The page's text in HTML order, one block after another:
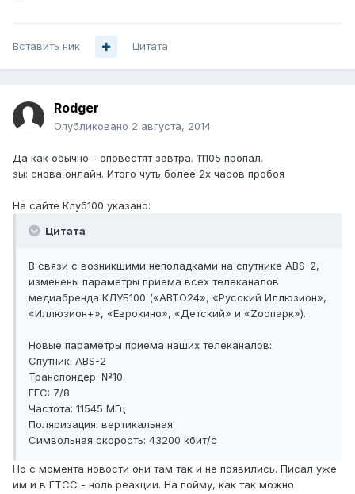
Вставить ник Цитата
Rodger
Опубликовано 2 августа, 2014
Да как обычно - оповестят завтра. 11105 пропал.
зы: снова онлайн. Итого чуть более 2х часов пробоя
На сайте Клуб100 указано:
Цитата
В связи с возникшими неполадками на спутнике ABS-2,
изменены параметры приема всех телеканалов
медиабренда КЛУБ100 («АВТО24», «Русский Иллюзион»,
«Иллюзион+», «Еврокино», «Детский» и «Zоопарк»).
Новые параметры приема наших телеканалов:
Спутник: ABS-2
Транспондер: №10
FEC: 7/8
Частота: 11545 МГц
Поляризация: вертикальная
Символьная скорость: 43200 кбит/с
Но с момента новости они там так и не появились. Писал уже
им и в ГТСС - ноль реакции. На пойму, как так можно